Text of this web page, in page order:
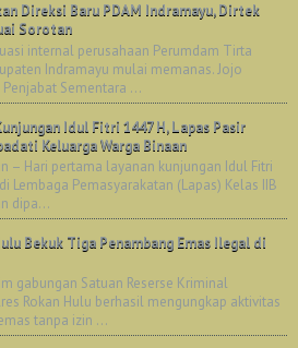
Direksi Baru PDAM Indramayu, Dirtek
Sorotan
internal perusahaan Perumdam Tirta
Indramayu mulai memanas. Jojo
Sementara ...
Idul Fitri 1447 H, Lapas Pasir
Keluarga Warga Binaan
– Hari pertama layanan kunjungan Idul Fitri
Lembaga Pemasyarakatan (Lapas) Kelas IIB
dipa...
Bekuk Tiga Penambang Emas Ilegal di
gabungan Satuan Reserse Kriminal
Rokan Hulu berhasil mengungkap aktivitas
tanpa izin ...